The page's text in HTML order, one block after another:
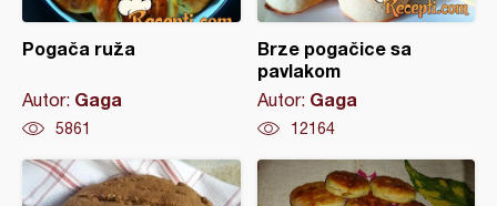
Pogača ruža
Autor: Gaga
5861
Brze pogačice sa
pavlakom
Autor: Gaga
12164